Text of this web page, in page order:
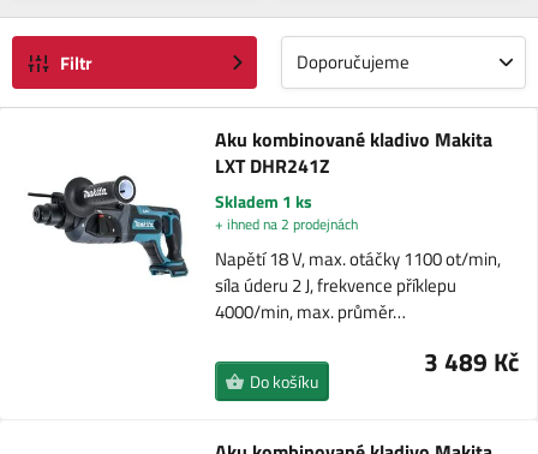
Filtr Doporučujeme
Aku kombinované kladivo Makita
LXT DHR241Z
Skladem 1 ks
+ ihned na 2 prodejnách
Napětí 18 V, max. otáčky 1100 ot/min,
síla úderu 2 J, frekvence příklepu
4000/min, max. průměr…
3 489 Kč
Do košíku